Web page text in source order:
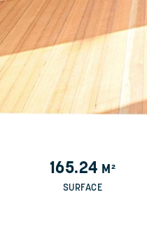
165.24 M²
SURFACE